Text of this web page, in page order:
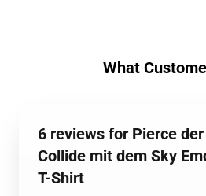
What
6 reviews for Pierce
Collide mit dem Sky
T-Shirt